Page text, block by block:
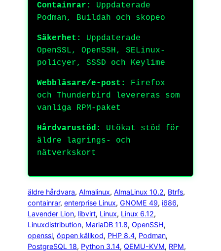
Containrar:
Uppdaterade
Podman, Buildah och skopeo
Säkerhet:
Uppdaterade
OpenSSL, OpenSSH, SELinux-
policyer, SSSD och Keylime
Webbläsare/e-post:
Firefox
och Thunderbird levereras som
vanliga RPM-paket
Hårdvarustöd:
Utökat stöd för
äldre lagrings- och
nätverkskort
äldre hårdvara, Almalinux, AlmaLinux 10.2, Btrfs
containrar, enterprise Linux, GNOME 49, i686
Lavender Lion, libvirt, Linux, Linux 6.12
Linuxdistribution, MariaDB 11.8, OpenSSH
openssl, öppen källkod, PHP 8.4, Podman
PostgreSQL 18, Python 3.14, QEMU-KVM, RPM